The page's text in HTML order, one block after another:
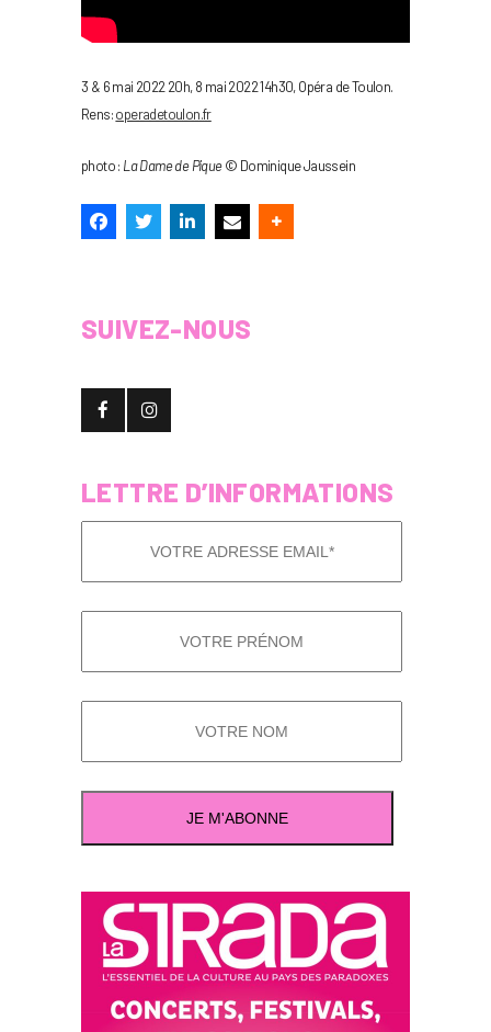
3 & 6 mai 2022 20h, 8 mai 2022 14h30, Opéra de Toulon.
Rens:operadetoulon.fr
photo : La Dame de Pique© Dominique Jaussein
SUIVEZ-NOUS
LETTRE D’INFORMATIONS